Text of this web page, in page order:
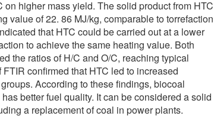
on higher mass yield. The solid product from HTC
value of 22. 86 MJ/kg, comparable to torrefaction
that HTC could be carried out at a lower
to achieve the same heating value. Both
the ratios of H/C and O/C, reaching typical
confirmed that HTC led to increased
According to these findings, biocoal
better fuel quality. It can be considered a solid
a replacement of coal in power plants.